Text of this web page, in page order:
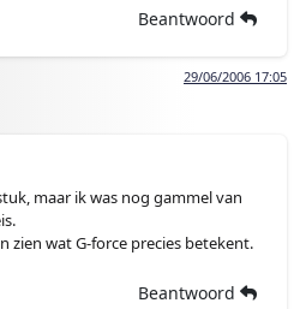
Beantwoord
29/06/2006 17:05
maar ik was nog gammel van
zien wat G-force precies betekent.
Beantwoord